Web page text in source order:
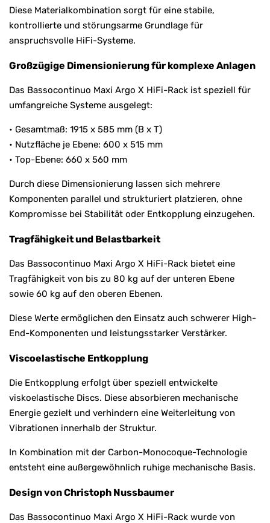
Diese Materialkombination sorgt für eine stabile,
kontrollierte und störungsarme Grundlage für
anspruchsvolle HiFi-Systeme.
Großzügige Dimensionierung für komplexe Anlagen
Das Bassocontinuo Maxi Argo X HiFi-Rack ist speziell für
umfangreiche Systeme ausgelegt:
• Gesamtmaß: 1915 x 585 mm (B x T)
• Nutzfläche je Ebene: 600 x 515 mm
• Top-Ebene: 660 x 560 mm
Durch diese Dimensionierung lassen sich mehrere
Komponenten parallel und strukturiert platzieren, ohne
Kompromisse bei Stabilität oder Entkopplung einzugehen.
Tragfähigkeit und Belastbarkeit
Das Bassocontinuo Maxi Argo X HiFi-Rack bietet eine
Tragfähigkeit von bis zu 80 kg auf der unteren Ebene
sowie 60 kg auf den oberen Ebenen.
Diese Werte ermöglichen den Einsatz auch schwerer High-
End-Komponenten und leistungsstarker Verstärker.
Viscoelastische Entkopplung
Die Entkopplung erfolgt über speziell entwickelte
viskoelastische Discs. Diese absorbieren mechanische
Energie gezielt und verhindern eine Weiterleitung von
Vibrationen innerhalb der Struktur.
In Kombination mit der Carbon-Monocoque-Technologie
entsteht eine außergewöhnlich ruhige mechanische Basis.
Design von Christoph Nussbaumer
Das Bassocontinuo Maxi Argo X HiFi-Rack wurde von